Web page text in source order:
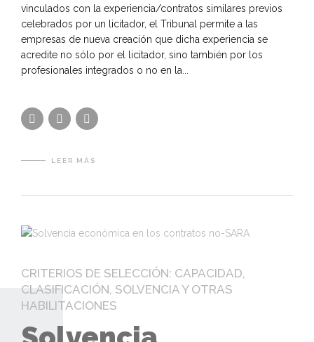
vinculados con la experiencia/contratos similares previos
celebrados por un licitador, el Tribunal permite a las
empresas de nueva creación que dicha experiencia se
acredite no sólo por el licitador, sino también por los
profesionales integrados o no en la...
LEER MÁS
CRITERIOS DE SELECCIÓN: CAPACIDAD,
CLASIFICACIÓN, SOLVENCIA Y OTRAS
HABILITACIONES